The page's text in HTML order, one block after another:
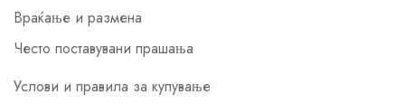
Враќање и размена
Често поставувани прашања
Услови и правила за купување